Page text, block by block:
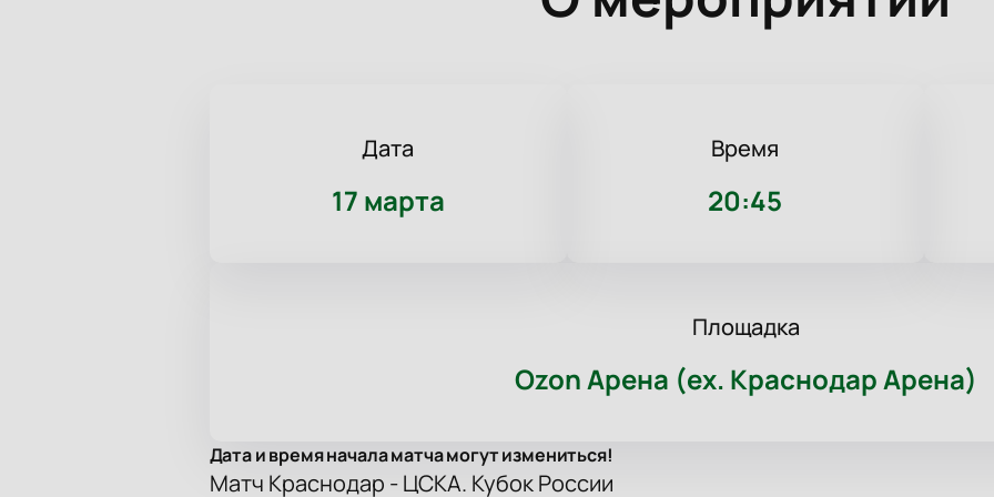
Дата
17 марта
Время
20:45
Площадка
Ozon Арена (ex. Краснодар Арена)
Дата и время начала матча могут измениться!
Матч Краснодар - ЦСКА. Кубок России